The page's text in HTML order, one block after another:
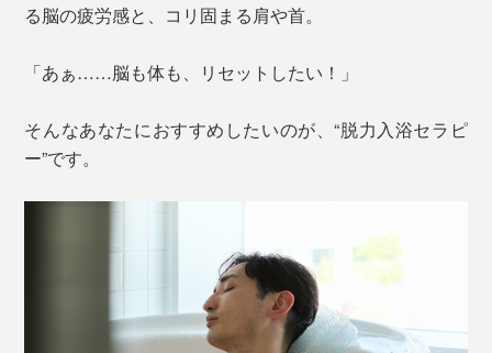
る脳の疲労感と、コリ固まる肩や首。
「あぁ……脳も体も、リセットしたい！」
そんなあなたにおすすめしたいのが、“脱力入浴セラピ
ー”です。